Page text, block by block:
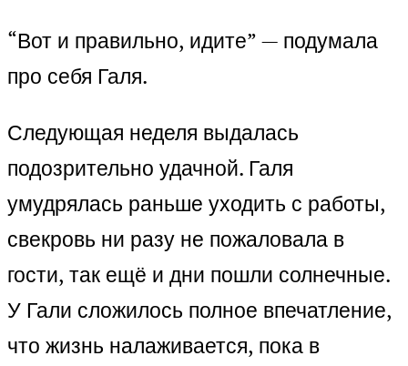
“Вот и правильно, идите” — подумала
про себя Галя.
Следующая неделя выдалась
подозрительно удачной. Галя
умудрялась раньше уходить с работы,
свекровь ни разу не пожаловала в
гости, так ещё и дни пошли солнечные.
У Гали сложилось полное впечатление,
что жизнь налаживается, пока в